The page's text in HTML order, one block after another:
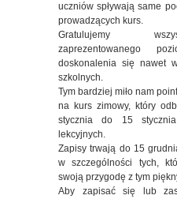
uczniów spływają same
prowadzących kurs.
Gratulujemy
zaprezentowanego
doskonalenia się nawet
szkolnych.
Tym bardziej miło nam
na kurs zimowy, który
stycznia do 15
lekcyjnych.
Zapisy trwają do 15
w szczególności tych,
swoją przygodę z tym
Aby zapisać się lub